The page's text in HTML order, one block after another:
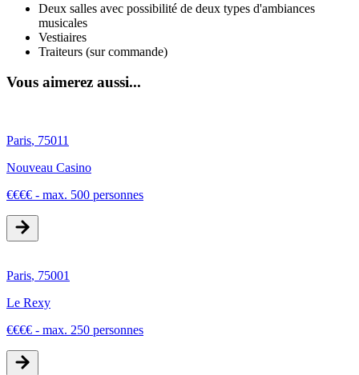
Deux salles avec possibilité de deux types d'ambiances
musicales
Vestiaires
Traiteurs (sur commande)
Vous aimerez aussi...
Paris, 75011
Nouveau Casino
€€€€ - max. 500 personnes
Paris, 75001
Le Rexy
€€€€ - max. 250 personnes